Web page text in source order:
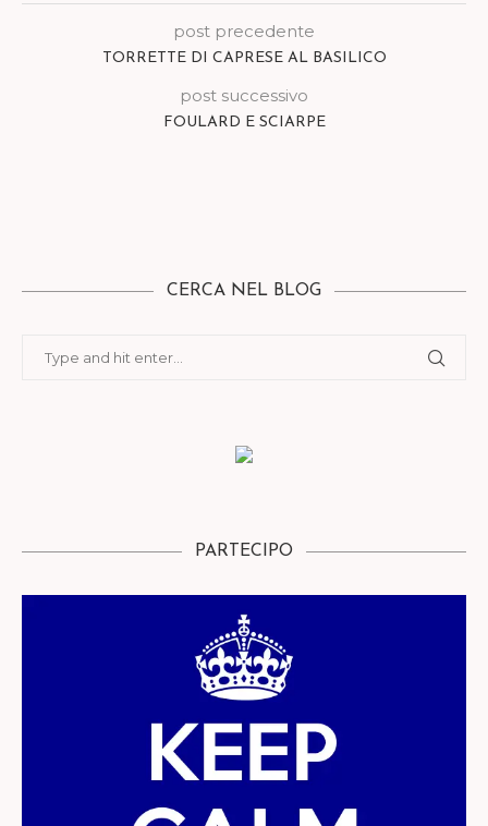
post precedente
TORRETTE DI CAPRESE AL BASILICO
post successivo
FOULARD E SCIARPE
CERCA NEL BLOG
PARTECIPO